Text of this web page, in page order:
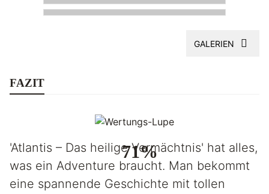
GALERIEN
FAZIT
71%
'Atlantis – Das heilige Vermächtnis' hat alles,
was ein Adventure braucht. Man bekommt
eine spannende Geschichte mit tollen